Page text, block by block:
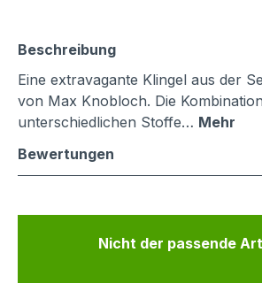
Beschreibung
Eine extravagante Klingel aus der
von Max Knobloch. Die
unterschiedlichen Stoffe… Mehr
Bewertungen
Nicht der passende